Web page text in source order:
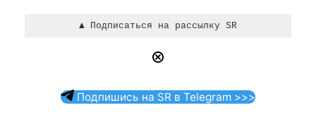
Подпишись на SR в Telegram >>>